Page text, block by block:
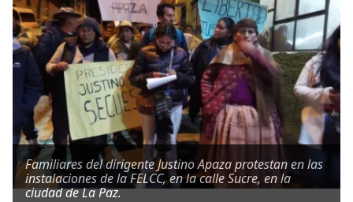
Familiares del dirigente Justino Apaza protestan en las
instalaciones de la FELCC, en la calle Sucre, en la
ciudad de La Paz.